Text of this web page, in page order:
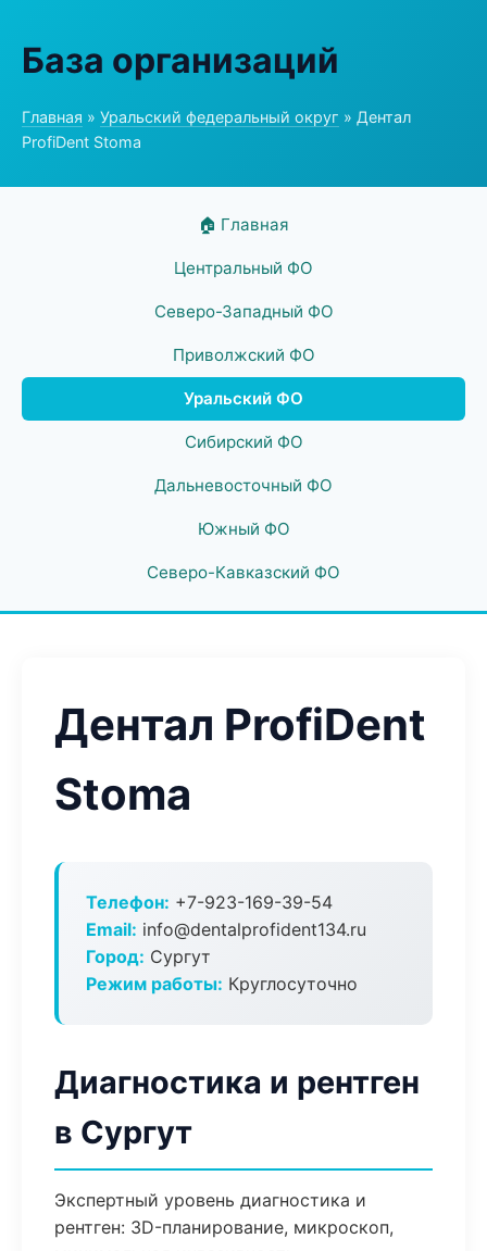
База организаций
Главная » Уральский федеральный округ » Дентал
ProfiDent Stoma
🏠 Главная
Центральный ФО
Северо-Западный ФО
Приволжский ФО
Уральский ФО
Сибирский ФО
Дальневосточный ФО
Южный ФО
Северо-Кавказский ФО
Дентал ProfiDent
Stoma
Телефон: +7-923-169-39-54
Email: info@dentalprofident134.ru
Город: Сургут
Режим работы: Круглосуточно
Диагностика и рентген
в Сургут
Экспертный уровень диагностика и
рентген: 3D-планирование, микроскоп,